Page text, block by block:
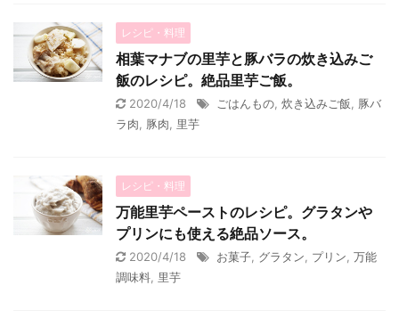
レシピ・料理
相葉マナブの里芋と豚バラの炊き込みご
飯のレシピ。絶品里芋ご飯。
2020/4/18 ごはんもの 炊き込みご飯
豚バ
ラ肉
豚肉 里芋
レシピ・料理
万能里芋ペーストのレシピ。グラタンや
プリンにも使える絶品ソース。
2020/4/18 お菓子 グラタン プリン 万能
調味料 里芋